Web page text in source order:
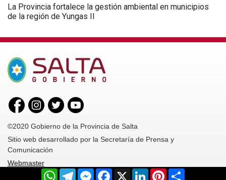
La Provincia fortalece la gestión ambiental en municipios
de la región de Yungas II
©2020 Gobierno de la Provincia de Salta
Sitio web desarrollado por la Secretaría de Prensa y
Comunicación
Webmaster
WhatsAppTelegramMessenger
Facebook
X LinkedInPinterest